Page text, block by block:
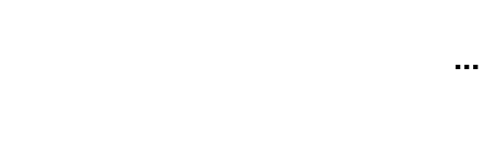
...